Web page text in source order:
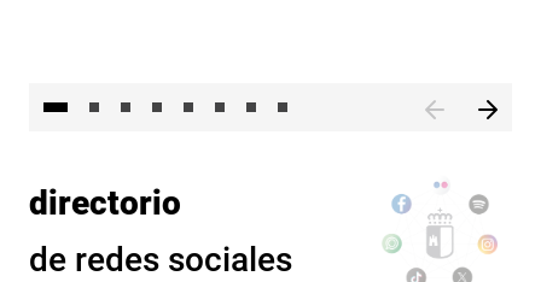
directorio
de redes sociales